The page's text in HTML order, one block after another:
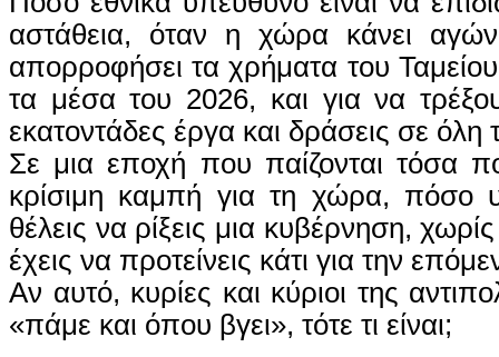
αστάθεια, όταν η χώρα κάνει
απορροφήσει τα χρήματα του
τα μέσα του 2026, και για να
εκατοντάδες έργα και δράσεις σε
Σε μια εποχή που παίζονται τόσα
κρίσιμη καμπή για τη χώρα, πόσο
θέλεις να ρίξεις μια κυβέρνηση,
έχεις να προτείνεις κάτι για την
Αν αυτό, κυρίες και κύριοι της
«πάμε και όπου βγει», τότε τι είναι;